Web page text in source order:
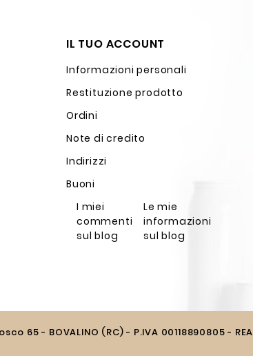
IL TUO ACCOUNT
Informazioni personali
Restituzione prodotto
Ordini
Note di credito
Indirizzi
Buoni
I miei
commenti
sul blog
Le mie
informazioni
sul blog
65 - BOVALINO (RC) - P.IVA 00118890805 - REA